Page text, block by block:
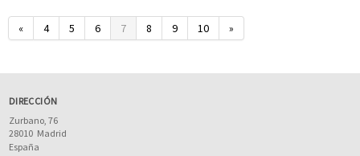
« 4 5 6 7 8 9 10 »
DIRECCIÓN
Zurbano, 76
28010 Madrid
España